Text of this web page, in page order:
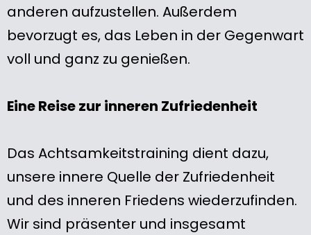
anderen aufzustellen. Außerdem
bevorzugt es, das Leben in der Gegenwart
voll und ganz zu genießen.
Eine Reise zur inneren Zufriedenheit
Das Achtsamkeitstraining dient dazu,
unsere innere Quelle der Zufriedenheit
und des inneren Friedens wiederzufinden.
Wir sind präsenter und insgesamt